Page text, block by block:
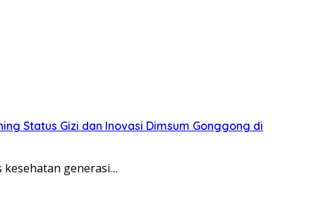
Status Gizi dan Inovasi Dimsum Gonggong di
generasi…